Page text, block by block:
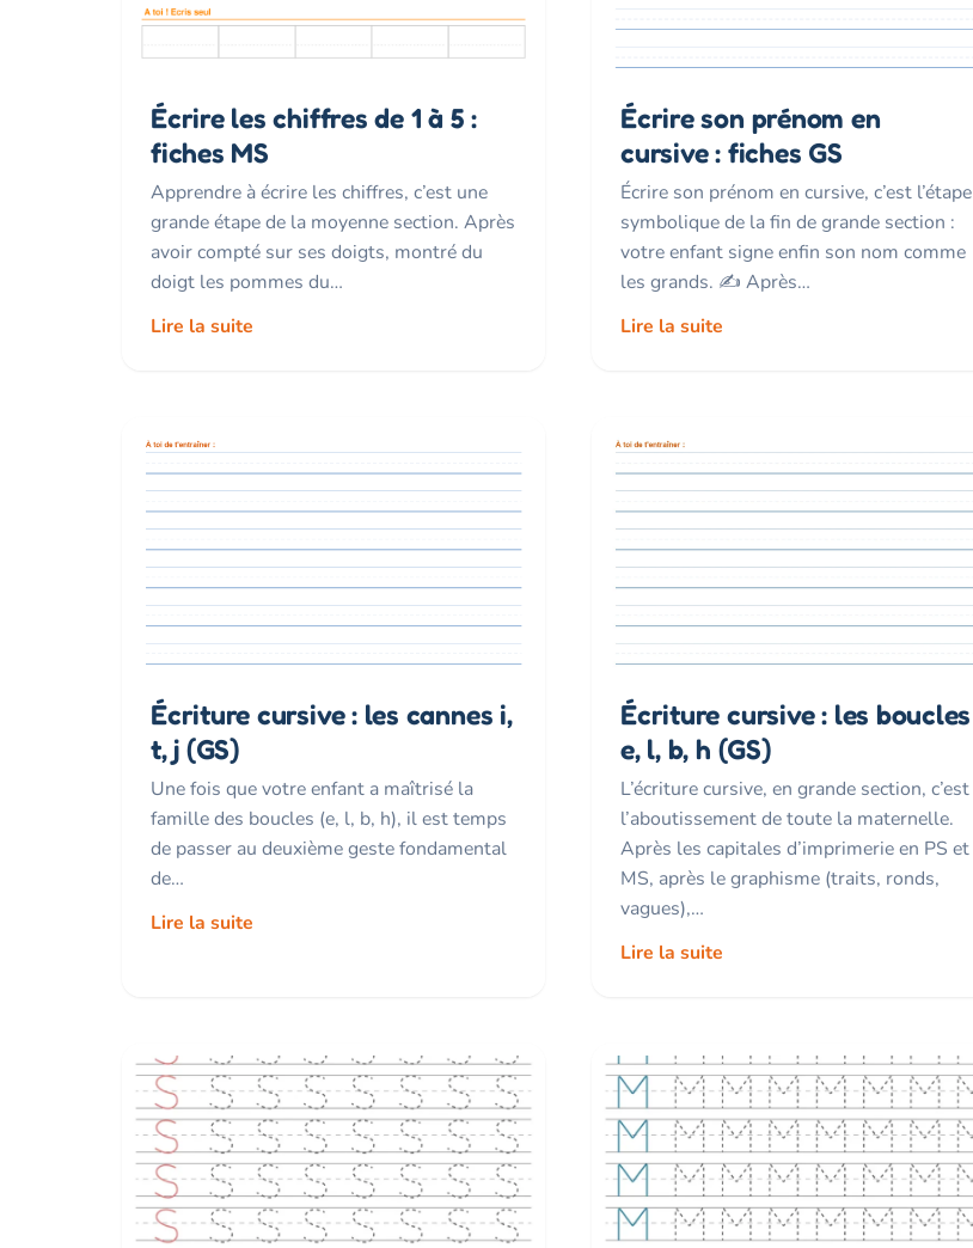
Écrire les chiffres de 1 à 5 :
fiches MS
Apprendre à écrire les chiffres, c’est une
grande étape de la moyenne section. Après
avoir compté sur ses doigts, montré du
doigt les pommes du…
Lire la suite
Écrire son prénom en
cursive : fiches GS
Écrire son prénom en cursive, c’est l’étape
symbolique de la fin de grande section :
votre enfant signe enfin son nom comme
les grands. ✍️ Après…
Lire la suite
Écriture cursive : les cannes i,
t, j (GS)
Une fois que votre enfant a maîtrisé la
famille des boucles (e, l, b, h), il est temps
de passer au deuxième geste fondamental
de…
Lire la suite
Écriture cursive : les boucles
e, l, b, h (GS)
L’écriture cursive, en grande section, c’est
l’aboutissement de toute la maternelle.
Après les capitales d’imprimerie en PS et
MS, après le graphisme (traits, ronds,
vagues),…
Lire la suite